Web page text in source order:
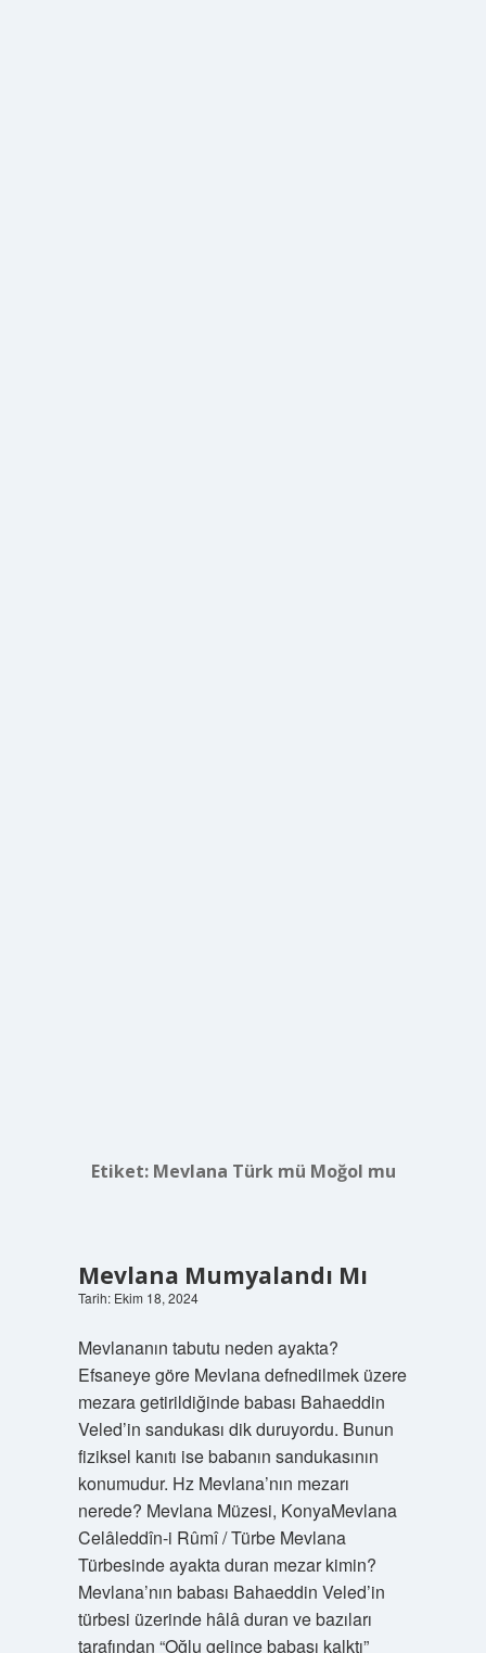
Etiket: Mevlana Türk mü Moğol mu
Mevlana Mumyalandı Mı
Tarih: Ekim 18, 2024
Mevlananın tabutu neden ayakta?
Efsaneye göre Mevlana defnedilmek üzere
mezara getirildiğinde babası Bahaeddin
Veled’in sandukası dik duruyordu. Bunun
fiziksel kanıtı ise babanın sandukasının
konumudur. Hz Mevlana’nın mezarı
nerede? Mevlana Müzesi, KonyaMevlana
Celâleddîn-i Rûmî / Türbe Mevlana
Türbesinde ayakta duran mezar kimin?
Mevlana’nın babası Bahaeddin Veled’in
türbesi üzerinde hâlâ duran ve bazıları
tarafından “Oğlu gelince babası kalktı”